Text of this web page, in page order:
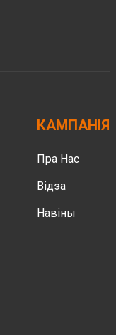
КАМПАНІЯ
Пра Нас
Відэа
Навіны